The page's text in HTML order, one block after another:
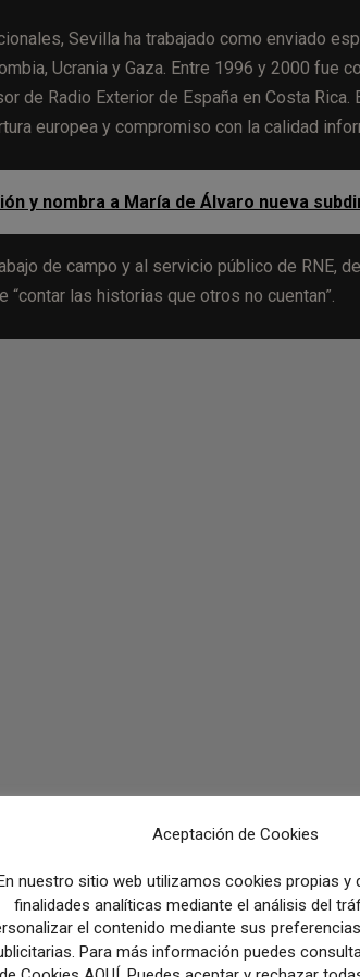
Sevilla ha trabajado como enviado
Ucrania y Gaza. Entre 1996 y 2000 fue
de Radio Exterior de España en Costa Rica.
europea y compromiso con la calidad
y nombra a María de Álvaro nueva
de campo y al servicio público de RNE,
las historias que otros no cuentan”.
Aceptación de Cookies
nuestro sitio web utilizamos cookies propias y
finalidades analíticas mediante el análisis del
el contenido mediante sus
Para más información puedes